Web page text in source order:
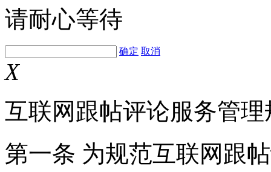
请耐心等待
确定 取消
X
互联网跟帖评论服务管理
第一条 为规范互联网跟